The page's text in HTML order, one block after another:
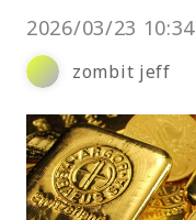
2026/03/23 10:34
zombit jeff